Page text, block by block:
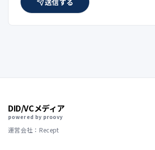
送信する
DID/VCメディア
powered by proovy
運営会社：Recept